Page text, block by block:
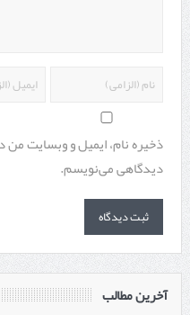
ذخیره نام، ایمیل و وبسایت من
دیدگاهی می‌نویسم.
آخرین مطالب